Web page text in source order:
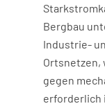
Bergbau
Industrie-
Ortsnetzen,
gegen
erforderlich